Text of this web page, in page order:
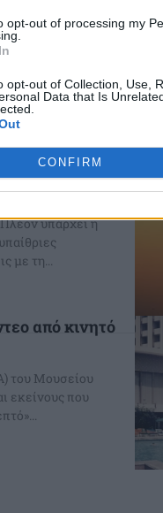
opt-out of processing my
opt-out of Collection, Use,
Data that Is
CONFIRM
μία ανείπωτη
σε συκοφαντικά
μέσω του
υπάρχει η
με τη...
από κινητό
του Μουσείου
εκείνους που